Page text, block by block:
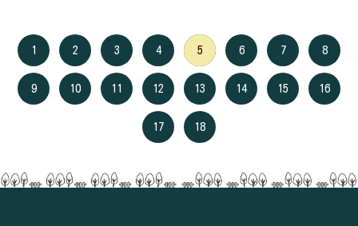
1 2 3 4 5 6 7 8
9 10 11 12 13 14 15 16
17 18